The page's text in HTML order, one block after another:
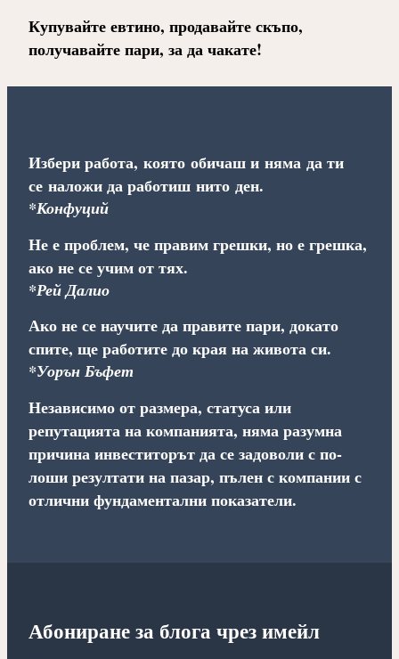
Купувайте евтино, продавайте скъпо,
получавайте пари, за да чакате!
Избери работа, която обичаш и няма да ти
се наложи да работиш нито ден.
*Конфуций
Не е проблем, че правим грешки, но е грешка,
ако не се учим от тях.
*Рей Далио
Ако не се научите да правите пари, докато
спите, ще работите до края на живота си.
*Уорън Бъфет
Независимо от размера, статуса или
репутацията на компанията, няма разумна
причина инвеститорът да се задоволи с по-
лоши резултати на пазар, пълен с компании с
отлични фундаментални показатели.
Абониране за блога чрез имейл